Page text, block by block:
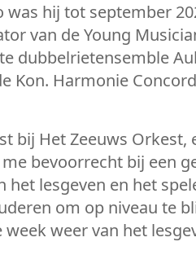
hij tot september
van de Young
dubbelrietensemble
Kon. Harmonie
bij Het Zeeuws
bevoorrecht bij een
het lesgeven en het
om op niveau te
weer van het